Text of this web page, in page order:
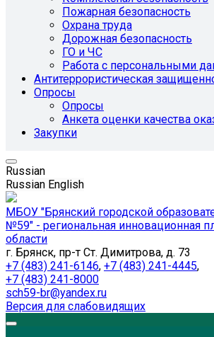
Пожарная безопасность
Охрана труда
Дорожная безопасность
ГО и ЧС
Работа с персональными
Антитеррористическая
Опросы
Опросы
Анкета оценки качества
Закупки
Russian
Russian English
МБОУ "Брянский городской
№59" - региональная инновационная
области
г. Брянск, пр-т Ст. Димитрова, д. 73
+7 (483) 241-6146, +7 (483) 241-4445,
+7 (483) 241-8000
sch59-br@yandex.ru
Версия для слабовидящих